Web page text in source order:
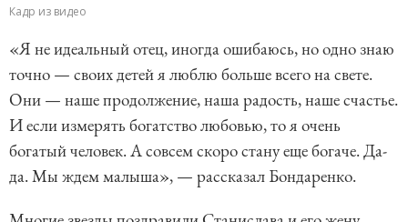
Кадр из видео
«Я не идеальный отец, иногда ошибаюсь, но одно знаю
точно — своих детей я люблю больше всего на свете.
Они — наше продолжение, наша радость, наше счастье.
И если измерять богатство любовью, то я очень
богатый человек. А совсем скоро стану еще богаче. Да-
да. Мы ждем малыша», — рассказал Бондаренко.